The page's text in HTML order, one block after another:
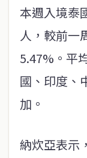
本週入境泰
人，較前一
5.47%。平
國、印度、
加。
納炊亞表示